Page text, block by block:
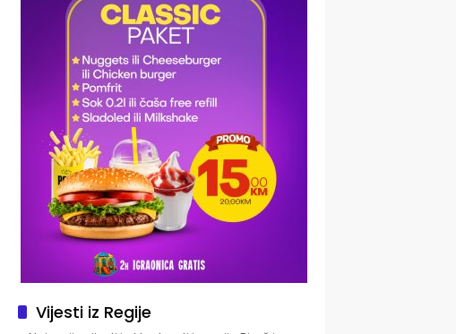
Vijesti iz Regije